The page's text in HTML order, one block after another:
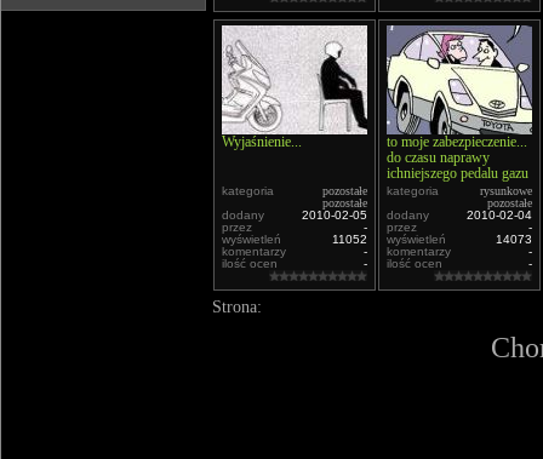
Wyjaśnienie...
kategoria
pozostałe
pozostałe
dodany
2010-02-05
przez
-
wyświetleń
11052
komentarzy
-
ilość ocen
-
to moje zabezpieczenie...
do czasu naprawy
ichniejszego pedalu gazu
kategoria
rysunkowe
pozostałe
dodany
2010-02-04
przez
-
wyświetleń
14073
komentarzy
-
ilość ocen
-
Strona: